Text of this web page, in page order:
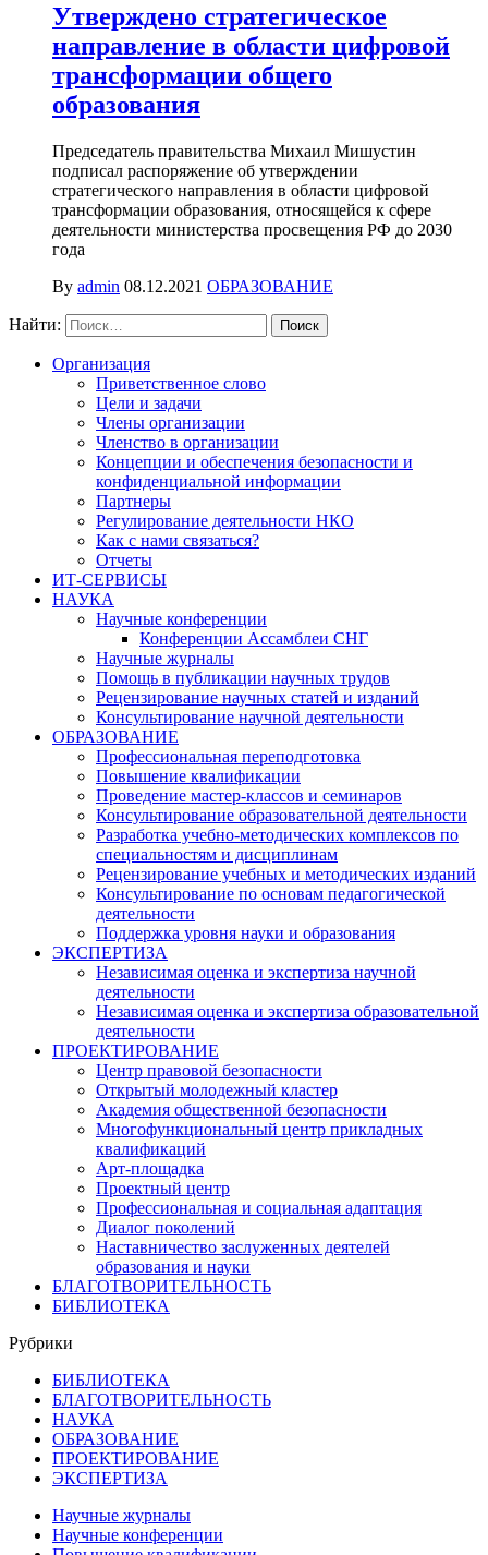
Утверждено стратегическое
направление в области цифровой
трансформации общего
образования
Председатель правительства Михаил Мишустин
подписал распоряжение об утверждении
стратегического направления в области цифровой
трансформации образования, относящейся к сфере
деятельности министерства просвещения РФ до 2030
года
By admin 08.12.2021 ОБРАЗОВАНИЕ
Найти:
Организация
Приветственное слово
Цели и задачи
Члены организации
Членство в организации
Концепции и обеспечения безопасности и
конфиденциальной информации
Партнеры
Регулирование деятельности НКО
Как с нами связаться?
Отчеты
ИТ-СЕРВИСЫ
НАУКА
Научные конференции
Конференции Ассамблеи СНГ
Научные журналы
Помощь в публикации научных трудов
Рецензирование научных статей и изданий
Консультирование научной деятельности
ОБРАЗОВАНИЕ
Профессиональная переподготовка
Повышение квалификации
Проведение мастер-классов и семинаров
Консультирование образовательной деятельности
Разработка учебно-методических комплексов по
специальностям и дисциплинам
Рецензирование учебных и методических изданий
Консультирование по основам педагогической
деятельности
Поддержка уровня науки и образования
ЭКСПЕРТИЗА
Независимая оценка и экспертиза научной
деятельности
Независимая оценка и экспертиза образовательной
деятельности
ПРОЕКТИРОВАНИЕ
Центр правовой безопасности
Открытый молодежный кластер
Академия общественной безопасности
Многофункциональный центр прикладных
квалификаций
Арт-площадка
Проектный центр
Профессиональная и социальная адаптация
Диалог поколений
Наставничество заслуженных деятелей
образования и науки
БЛАГОТВОРИТЕЛЬНОСТЬ
БИБЛИОТЕКА
Рубрики
БИБЛИОТЕКА
БЛАГОТВОРИТЕЛЬНОСТЬ
НАУКА
ОБРАЗОВАНИЕ
ПРОЕКТИРОВАНИЕ
ЭКСПЕРТИЗА
Научные журналы
Научные конференции